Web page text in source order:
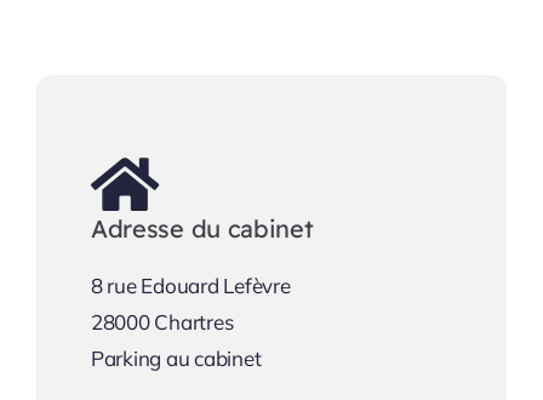
Adresse du cabinet
8 rue Edouard Lefèvre
28000 Chartres
Parking au cabinet